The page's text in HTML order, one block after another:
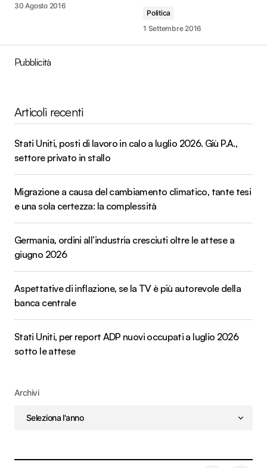
30 Agosto 2016
Politica
1 Settembre 2016
Pubblicità
Articoli recenti
Stati Uniti, posti di lavoro in calo a luglio 2026. Giù P.A.,
settore privato in stallo
Migrazione a causa del cambiamento climatico, tante tesi
e una sola certezza: la complessità
Germania, ordini all’industria cresciuti oltre le attese a
giugno 2026
Aspettative di inflazione, se la TV è più autorevole della
banca centrale
Stati Uniti, per report ADP nuovi occupati a luglio 2026
sotto le attese
Archivi